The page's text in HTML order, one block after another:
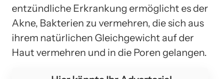
entzündliche Erkrankung ermöglicht es der
Akne, Bakterien zu vermehren, die sich aus
ihrem natürlichen Gleichgewicht auf der
Haut vermehren und in die Poren gelangen.